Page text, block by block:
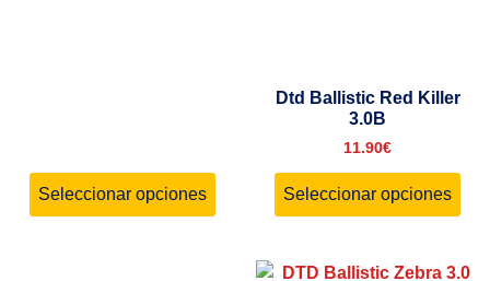
Seleccionar opciones
Dtd Ballistic Red Killer
3.0B
11.90€
Seleccionar opciones